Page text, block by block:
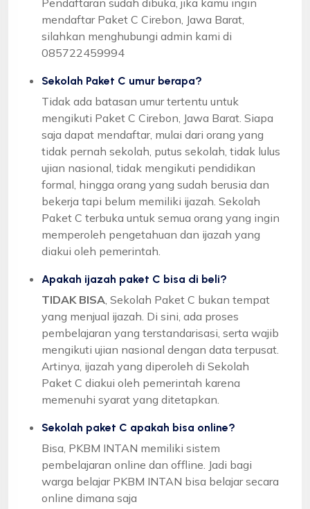
mendaftar Paket C Cirebon, Jawa Barat,
silahkan menghubungi admin kami di
085722459994
Sekolah Paket C umur berapa?
Tidak ada batasan umur tertentu untuk
mengikuti Paket C Cirebon, Jawa Barat. Siapa
saja dapat mendaftar, mulai dari orang yang
tidak pernah sekolah, putus sekolah, tidak lulus
ujian nasional, tidak mengikuti pendidikan
formal, hingga orang yang sudah berusia dan
bekerja tapi belum memiliki ijazah. Sekolah
Paket C terbuka untuk semua orang yang ingin
memperoleh pengetahuan dan ijazah yang
diakui oleh pemerintah.
Apakah ijazah paket C bisa di beli?
TIDAK BISA , Sekolah Paket C bukan tempat
yang menjual ijazah. Di sini, ada proses
pembelajaran yang terstandarisasi, serta wajib
mengikuti ujian nasional dengan data terpusat.
Artinya, ijazah yang diperoleh di Sekolah
Paket C diakui oleh pemerintah karena
memenuhi syarat yang ditetapkan.
Sekolah paket C apakah bisa online?
Bisa, PKBM INTAN memiliki sistem
pembelajaran online dan offline. Jadi bagi
warga belajar PKBM INTAN bisa belajar secara
online dimana saja